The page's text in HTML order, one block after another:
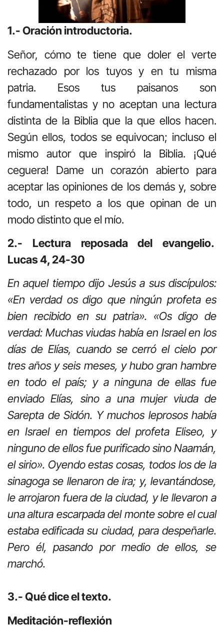
1.- Oración introductoria.
Señor, cómo te tiene que doler el verte
rechazado por los tuyos y en tu misma
patria. Esos tus paisanos son
fundamentalistas y no aceptan una lectura
distinta de la Biblia que la que ellos hacen.
Según ellos, todos se equivocan; incluso el
mismo autor que inspiró la Biblia. ¡Qué
ceguera! Dame un corazón abierto para
aceptar las opiniones de los demás y, sobre
todo, un respeto a los que opinan de un
modo distinto que el mío.
2.- Lectura reposada del evangelio.
Lucas 4, 24-30
En aquel tiempo dijo Jesús a sus discípulos:
«En verdad os digo que ningún profeta es
bien recibido en su patria». «Os digo de
verdad: Muchas viudas había en Israel en los
días de Elías, cuando se cerró el cielo por
tres años y seis meses, y hubo gran hambre
en todo el país; y a ninguna de ellas fue
enviado Elías, sino a una mujer viuda de
Sarepta de Sidón. Y muchos leprosos había
en Israel en tiempos del profeta Eliseo, y
ninguno de ellos fue purificado sino Naamán,
el sirio». Oyendo estas cosas, todos los de la
sinagoga se llenaron de ira; y, levantándose,
le arrojaron fuera de la ciudad, y le llevaron a
una altura escarpada del monte sobre el cual
estaba edificada su ciudad, para despeñarle.
Pero él, pasando por medio de ellos, se
marchó.
3.- Qué dice el texto.
Meditación-reflexión